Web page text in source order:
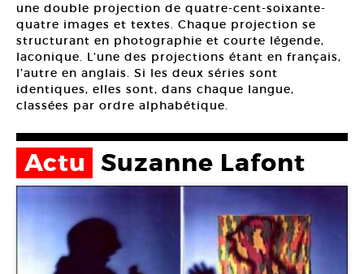
une double projection de quatre-cent-soixante-
quatre images et textes. Chaque projection se
structurant en photographie et courte légende,
laconique. L’une des projections étant en français,
l’autre en anglais. Si les deux séries sont
identiques, elles sont, dans chaque langue,
classées par ordre alphabétique.
Actu Suzanne Lafont